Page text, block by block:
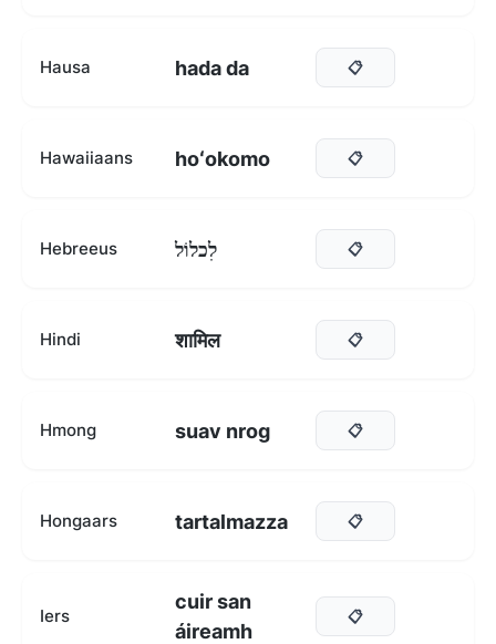
Hausa hada da 📋
Hawaiiaans hoʻokomo 📋
Hebreeus לִכלוֹל 📋
Hindi शामिल 📋
Hmong suav nrog 📋
Hongaars tartalmazza 📋
Iers
cuir san
áireamh
📋